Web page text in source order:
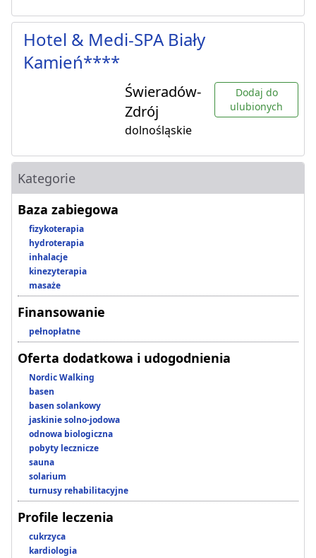
Hotel & Medi-SPA Biały
Kamień****
Świeradów-
Zdrój
dolnośląskie
Dodaj do
ulubionych
Kategorie
Baza zabiegowa
fizykoterapia
hydroterapia
inhalacje
kinezyterapia
masaże
Finansowanie
pełnopłatne
Oferta dodatkowa i udogodnienia
Nordic Walking
basen
basen solankowy
jaskinie solno-jodowa
odnowa biologiczna
pobyty lecznicze
sauna
solarium
turnusy rehabilitacyjne
Profile leczenia
cukrzyca
kardiologia